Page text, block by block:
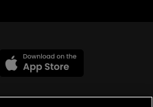
SA, Toate